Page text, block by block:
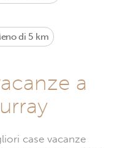
di 5 km
a
case vacanze